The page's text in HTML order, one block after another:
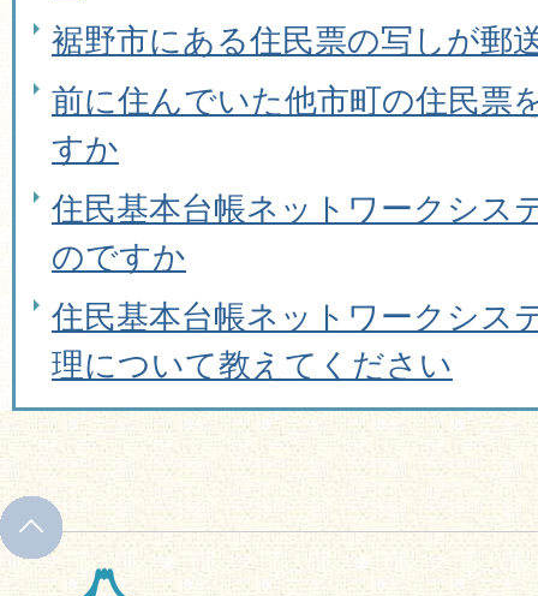
裾野市にある住民票の写しが郵
前に住んでいた他市町の住民票
すか
住民基本台帳ネットワークシス
のですか
住民基本台帳ネットワークシス
理について教えてください